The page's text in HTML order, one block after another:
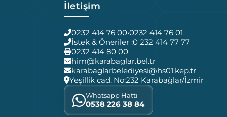
İletişim
0232 414 76 00•0232 414 76 01
İstek & Öneriler :0 232 414 77 77
0232 414 80 00
him@karabaglar.bel.tr
karabaglarbelediyesi@hs01.kep.tr
Yeşillik cad. No:232 Karabağlar/İzmir
Whatsapp Hattı
0538 226 38 84